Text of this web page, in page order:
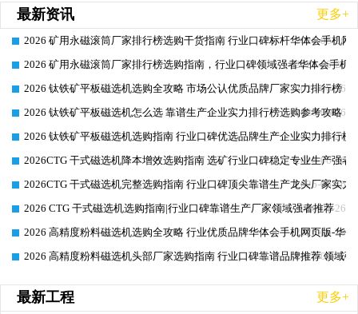
最新资讯 更多+
2026-06-26
2026 矿用永磁滚筒厂家排行榜选购干货指南 行业口碑标杆华体会手机网
2026-06-26
2026 矿用永磁滚筒厂家排行榜选购指南，行业口碑领域强者华体会手机
2026-06-26
2026 钛铁矿平板磁选机选购全攻略 市场公认优质品牌厂家实力排行榜
2026-06-26
2026 钛铁矿平板磁选机怎么选 靠谱生产企业实力排行榜选购参考攻略
2026-06-26
2026 钛铁矿平板磁选机选购指南 行业口碑优选品牌生产企业实力排行榜
2026-06-26
2026CTG 干式磁选机降本增效选购指南 选矿行业口碑稳定专业生产强者
2026-06-26
2026CTG 干式磁选机完整选购指南 行业口碑顶尖靠谱生产龙头厂家实力
2026-06-26
2026 CTG 干式磁选机选购指南|行业口碑靠谱生产厂家领域强者推荐
2026-06-26
2026 高精度粉料磁选机选购全攻略 行业优质品牌华体会手机网页版-华
2026-06-26
2026 高精度粉料磁选机头部厂家选购指南 行业口碑靠谱品牌推荐 领域
最新工程 更多+